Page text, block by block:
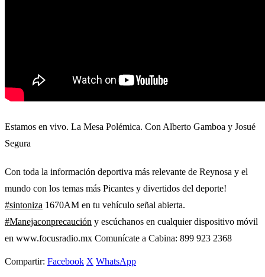
Estamos en vivo. La Mesa Polémica. Con Alberto Gamboa y Josué
Segura
Con toda la información deportiva más relevante de Reynosa y el
mundo con los temas más Picantes y divertidos del deporte!
#sintoniza 1670AM en tu vehículo señal abierta.
#Manejaconprecaución y escúchanos en cualquier dispositivo móvil
en www.focusradio.mx Comunícate a Cabina: 899 923 2368
Compartir: Facebook X WhatsApp